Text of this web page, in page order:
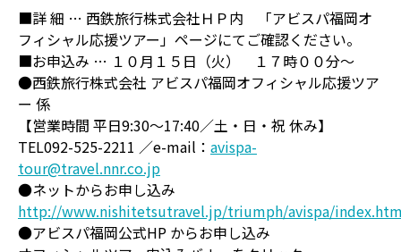
■詳 細 … 西鉄旅行株式会社ＨＰ内 「アビスパ福岡オ
フィシャル応援ツアー」ページにてご確認ください。
■お申込み … １０月１５日（火） １７時００分～
●西鉄旅行株式会社 アビスパ福岡オフィシャル応援ツア
ー 係
【営業時間 平日9:30～17:40／土・日・祝 休み】
TEL092-525-2211 ／e-mail： avispa-
tour@travel.nnr.co.jp
●ネットからお申し込み
http://www.nishitetsutravel.jp/triumph/avispa/
●アビスパ福岡公式HP からお申し込み